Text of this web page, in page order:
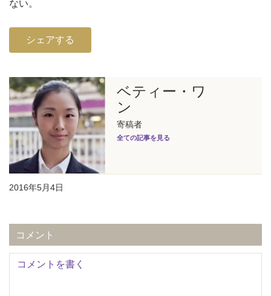
ない。
シェアする
ベティー・ワ
ン
寄稿者
全ての記事を見る
2016年5月4日
コメント